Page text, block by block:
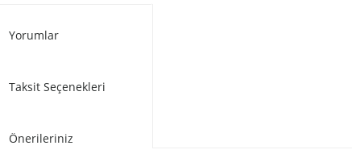
Yorumlar
Taksit Seçenekleri
Önerileriniz